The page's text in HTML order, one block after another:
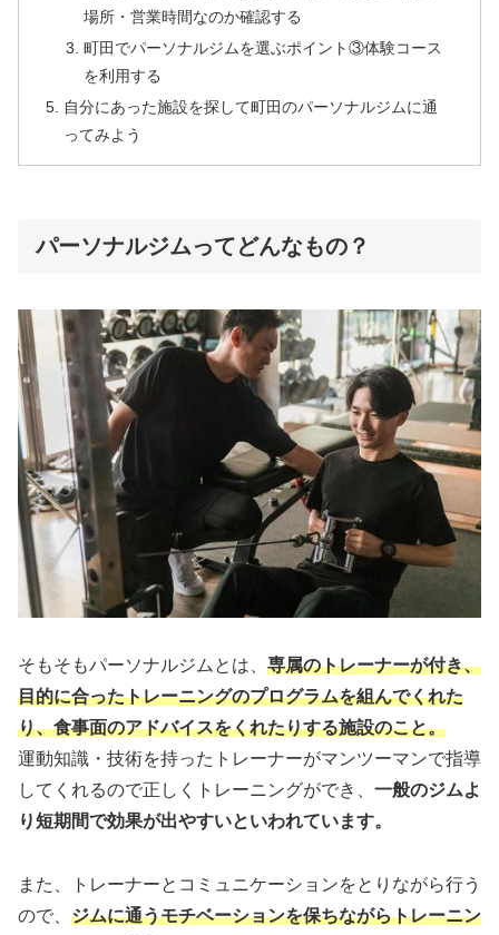
場所・営業時間なのか確認する
町田でパーソナルジムを選ぶポイント③体験コース
を利用する
自分にあった施設を探して町田のパーソナルジムに通
ってみよう
パーソナルジムってどんなもの？
そもそもパーソナルジムとは、 専属のトレーナーが付き、
目的に合ったトレーニングのプログラムを組んでくれた
り、食事面のアドバイスをくれたりする施設のこと。
運動知識・技術を持ったトレーナーがマンツーマンで指導
してくれるので正しくトレーニングができ、 一般のジムよ
り短期間で効果が出やすいといわれています。
また、トレーナーとコミュニケーションをとりながら行う
ので、 ジムに通うモチベーションを保ちながらトレーニン